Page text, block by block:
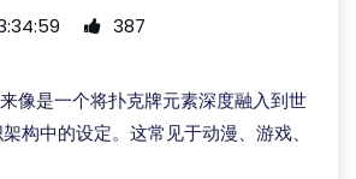
387
像是一个将扑克牌元素深度融入到世
构中的设定。这常见于动漫、游戏、